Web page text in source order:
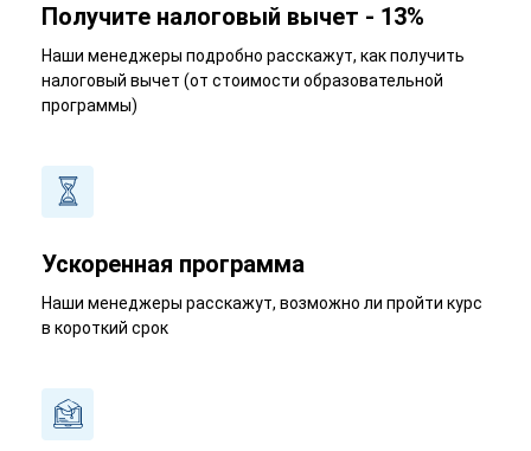
Получите налоговый вычет - 13%
Наши менеджеры подробно расскажут, как получить
налоговый вычет (от стоимости образовательной
программы)
Ускоренная программа
Наши менеджеры расскажут, возможно ли пройти курс
в короткий срок